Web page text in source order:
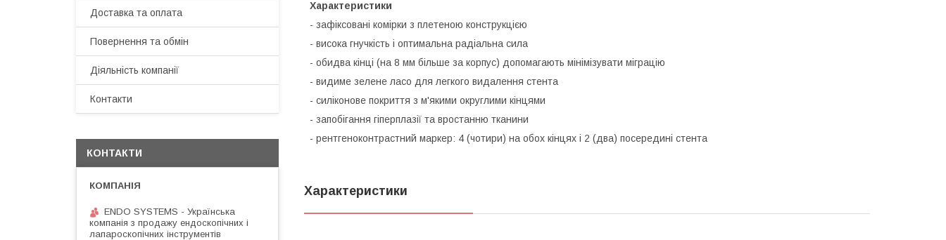
Характеристики
- зафіксовані комірки з плетеною конструкцією
- висока гнучкість і оптимальна радіальна сила
- обидва кінці (на 8 мм більше за корпус) допомагають мінімізувати міграцію
- видиме зелене ласо для легкого видалення стента
- силіконове покриття з м'якими округлими кінцями
- запобігання гіперплазії та вростанню тканини
- рентгеноконтрастний маркер: 4 (чотири) на обох кінцях і 2 (два) посередині стента
Характеристики
Доставка та оплата
Повернення та обмін
Діяльність компанії
Контакти
КОНТАКТИ
ENDO SYSTEMS - Українська
компанія з продажу ендоскопічних і
лапароскопічних інструментів